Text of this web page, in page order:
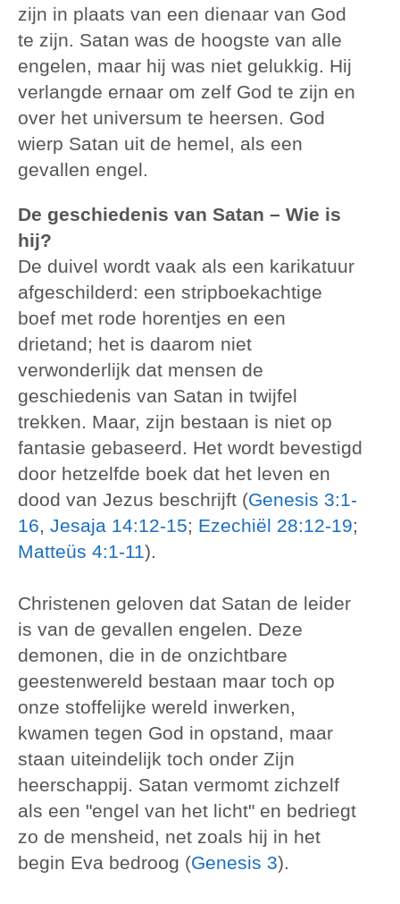
zijn in plaats van een dienaar van God
te zijn. Satan was de hoogste van alle
engelen, maar hij was niet gelukkig. Hij
verlangde ernaar om zelf God te zijn en
over het universum te heersen. God
wierp Satan uit de hemel, als een
gevallen engel.
De geschiedenis van Satan – Wie is
hij?
De duivel wordt vaak als een karikatuur
afgeschilderd: een stripboekachtige
boef met rode horentjes en een
drietand; het is daarom niet
verwonderlijk dat mensen de
geschiedenis van Satan in twijfel
trekken. Maar, zijn bestaan is niet op
fantasie gebaseerd. Het wordt bevestigd
door hetzelfde boek dat het leven en
dood van Jezus beschrijft (Genesis 3:1-
16, Jesaja 14:12-15; Ezechiël 28:12-19;
Matteüs 4:1-11).
Christenen geloven dat Satan de leider
is van de gevallen engelen. Deze
demonen, die in de onzichtbare
geestenwereld bestaan maar toch op
onze stoffelijke wereld inwerken,
kwamen tegen God in opstand, maar
staan uiteindelijk toch onder Zijn
heerschappij. Satan vermomt zichzelf
als een "engel van het licht" en bedriegt
zo de mensheid, net zoals hij in het
begin Eva bedroog (Genesis 3).